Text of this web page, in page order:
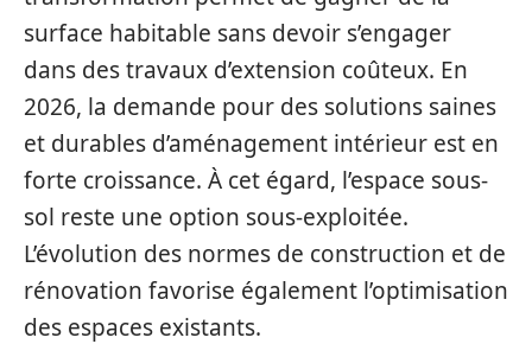
surface habitable sans devoir s’engager
dans des travaux d’extension coûteux. En
2026, la demande pour des solutions saines
et durables d’aménagement intérieur est en
forte croissance. À cet égard, l’espace sous-
sol reste une option sous-exploitée.
L’évolution des normes de construction et de
rénovation favorise également l’optimisation
des espaces existants.